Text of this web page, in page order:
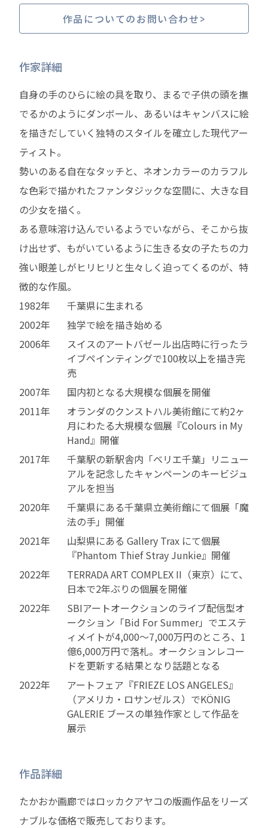
作品についてのお問い合わせ
作家詳細
自身の手のひらに絵の具を取り、まるで子供の頭を撫
でるかのようにダンボール、あるいはキャンバスに絵
を描きだしていく独特のスタイルを確立した現代アー
ティスト。
勢いのある自在なタッチと、ネオンカラーのカラフル
な色彩で描かれたファンタジックな空間に、大きな目
の少女を描く。
ある意味溶け込んでいるようでいながら、そこから抜
け出せず、もがいているように生きる女の子たちの力
強い眼差しがヒリヒリと生々しく迫ってくるのが、特
徴的な作風。
1982年
千葉県に生まれる
2002年
独学で絵を描き始める
2006年
スイスのアートバゼール出店時に行ったラ
イブペインティングで100枚以上を描き完
売
2007年
国内初となる大規模な個展を開催
2011年
オランダのクンストハル美術館にて約2ヶ
月にわたる大規模な個展『Colours in My
Hand』開催
2017年
千葉駅の新駅舎内「ベリエ千葉」リニュー
アルを記念したキャンペーンのキービジュ
アルを担当
2020年
千葉県にある千葉県立美術館にて個展「魔
法の手」開催
2021年
山梨県にある Gallery Trax にて個展
『Phantom Thief Stray Junkie』開催
2022年
TERRADA ART COMPLEX II（東京）にて、
日本で2年ぶりの個展を開催
2022年
SBIアートオークションのライブ配信型オ
ークション「Bid For Summer」でエステ
ィメイトが4,000～7,000万円のところ、1
億6,000万円で落札。オークションレコー
ドを更新する結果となり話題となる
2022年
アートフェア『FRIEZE LOS ANGELES』
（アメリカ・ロサンゼルス）でKÖNIG
GALERIE ブースの単独作家として作品を
展示
作品詳細
たかおか画廊ではロッカクアヤコの版画作品をリーズ
ナブルな価格で販売しております。